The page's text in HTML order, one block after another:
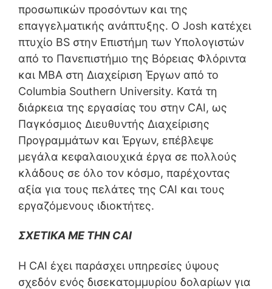
προσωπικών προσόντων και της
επαγγελματικής ανάπτυξης. Ο Josh κατέχει
πτυχίο BS στην Επιστήμη των Υπολογιστών
από το Πανεπιστήμιο της Βόρειας Φλόριντα
και MBA στη Διαχείριση Έργων από το
Columbia Southern University. Κατά τη
διάρκεια της εργασίας του στην CAI, ως
Παγκόσμιος Διευθυντής Διαχείρισης
Προγραμμάτων και Έργων, επέβλεψε
μεγάλα κεφαλαιουχικά έργα σε πολλούς
κλάδους σε όλο τον κόσμο, παρέχοντας
αξία για τους πελάτες της CAI και τους
εργαζόμενους ιδιοκτήτες.
ΣΧΕΤΙΚΑ ΜΕ ΤΗΝ CAI
Η CAI έχει παράσχει υπηρεσίες ύψους
σχεδόν ενός δισεκατομμυρίου δολαρίων για